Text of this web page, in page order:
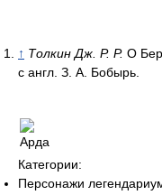
↑ Толкин Дж. Р. Р. О
с англ. З. А. Бобырь.
Категории:
Персонажи